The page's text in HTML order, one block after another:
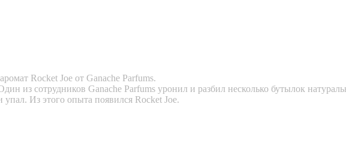
Rocket Joe от Ganache Parfums.
из сотрудников Ganache Parfums уронил и разбил несколько бутылок
Из этого опыта появился Rocket Joe.